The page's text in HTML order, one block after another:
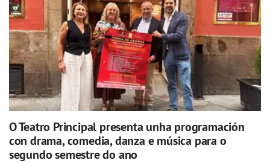
O Teatro Principal presenta unha programación
con drama, comedia, danza e música para o
segundo semestre do ano